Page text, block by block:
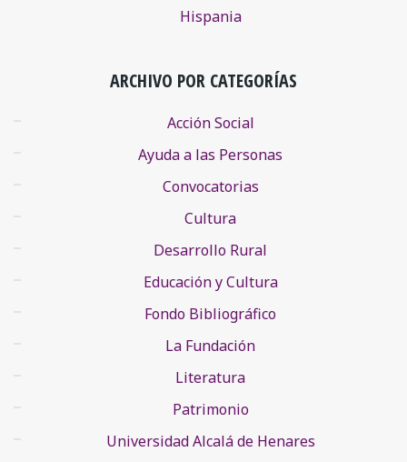
Hispania
ARCHIVO POR CATEGORÍAS
Acción Social
Ayuda a las Personas
Convocatorias
Cultura
Desarrollo Rural
Educación y Cultura
Fondo Bibliográfico
La Fundación
Literatura
Patrimonio
Universidad Alcalá de Henares